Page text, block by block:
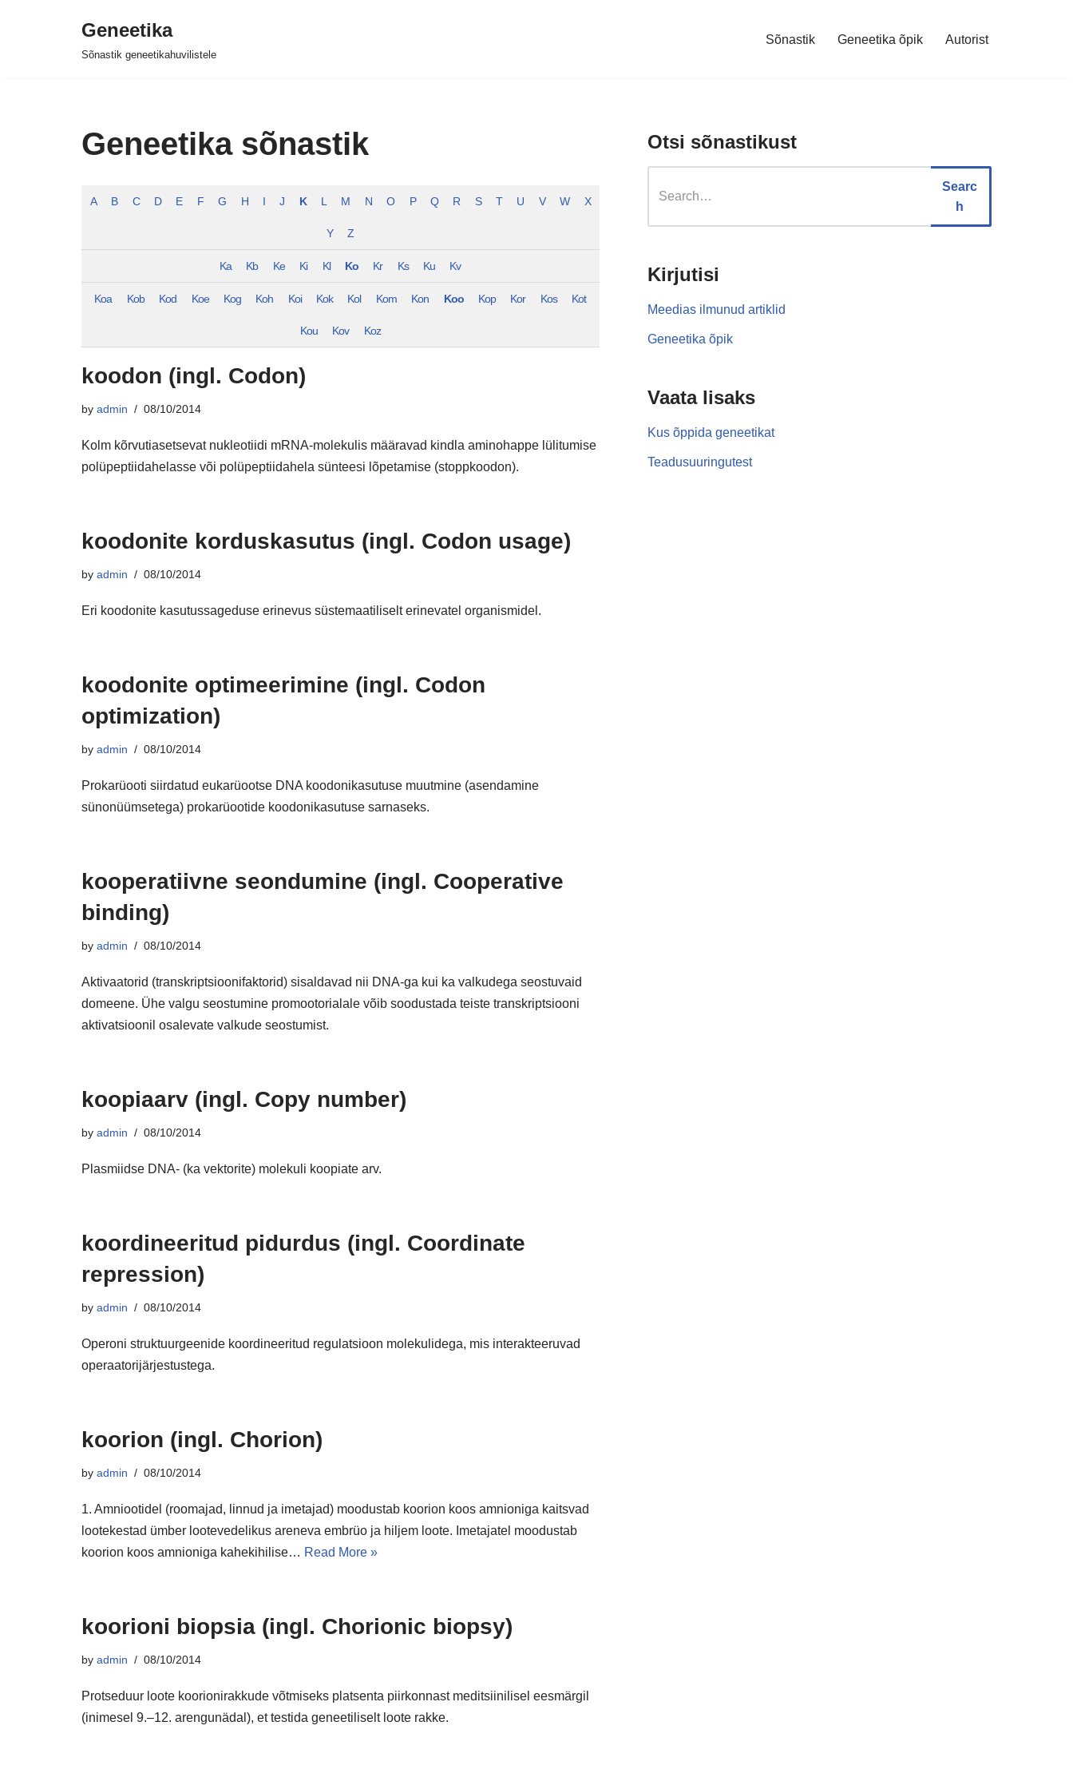
Geneetika
Sõnastik geneetikahuvilistele
Sõnastik Geneetika õpik Autorist
Geneetika sõnastik
A B C D E F G H I J K L M N O P Q R S T U V W X
Y Z
Ka Kb Ke Ki Kl Ko Kr Ks Ku Kv
Koa Kob Kod Koe Kog Koh Koi Kok Kol Kom Kon Koo Kop Kor Kos Kot
Kou Kov Koz
koodon (ingl. Codon)
by admin 08/10/2014
Kolm kõrvutiasetsevat nukleotiidi mRNA-molekulis määravad kindla aminohappe lülitumise
polüpeptiidahelasse või polüpeptiidahela sünteesi lõpetamise (stoppkoodon).
koodonite korduskasutus (ingl. Codon usage)
by admin 08/10/2014
Eri koodonite kasutussageduse erinevus süstemaatiliselt erinevatel organismidel.
koodonite optimeerimine (ingl. Codon
optimization)
by admin 08/10/2014
Prokarüooti siirdatud eukarüootse DNA koodonikasutuse muutmine (asendamine
sünonüümsetega) prokarüootide koodonikasutuse sarnaseks.
kooperatiivne seondumine (ingl. Cooperative
binding)
by admin 08/10/2014
Aktivaatorid (transkriptsioonifaktorid) sisaldavad nii DNA-ga kui ka valkudega seostuvaid
domeene. Ühe valgu seostumine promootorialale võib soodustada teiste transkriptsiooni
aktivatsioonil osalevate valkude seostumist.
koopiaarv (ingl. Copy number)
by admin 08/10/2014
Plasmiidse DNA- (ka vektorite) molekuli koopiate arv.
koordineeritud pidurdus (ingl. Coordinate
repression)
by admin 08/10/2014
Operoni struktuurgeenide koordineeritud regulatsioon molekulidega, mis interakteeruvad
operaatorijärjestustega.
koorion (ingl. Chorion)
by admin 08/10/2014
1. Amniootidel (roomajad, linnud ja imetajad) moodustab koorion koos amnioniga kaitsvad
lootekestad ümber lootevedelikus areneva embrüo ja hiljem loote. Imetajatel moodustab
koorion koos amnioniga kahekihilise… Read More »
koorioni biopsia (ingl. Chorionic biopsy)
by admin 08/10/2014
Protseduur loote koorionirakkude võtmiseks platsenta piirkonnast meditsiinilisel eesmärgil
(inimesel 9.–12. arengunädal), et testida geneetiliselt loote rakke.
Otsi sõnastikust
Searc
h
Kirjutisi
Meedias ilmunud artiklid
Geneetika õpik
Vaata lisaks
Kus õppida geneetikat
Teadusuuringutest